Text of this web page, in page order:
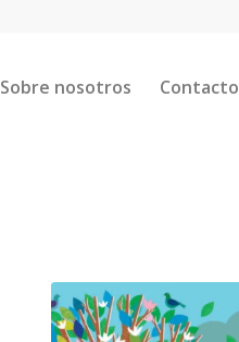
Sobre nosotros Contacto